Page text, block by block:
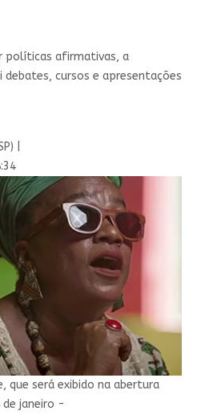
políticas afirmativas, a
cursos e apresentações
|
que será exibido na abertura
janeiro -